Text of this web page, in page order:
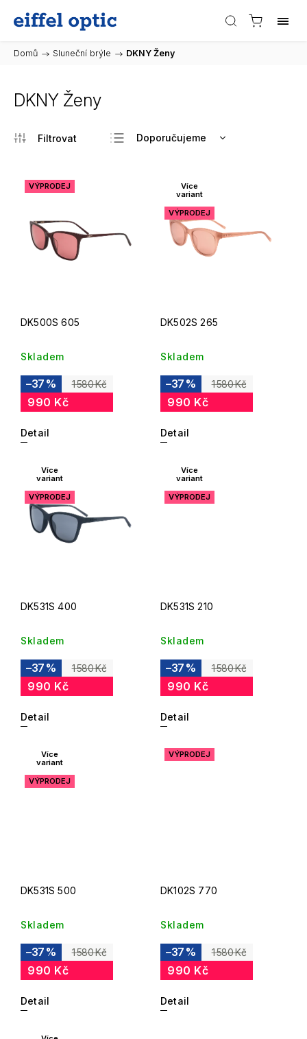
Domů / Sluneční brýle / DKNY Ženy
DKNY Ženy
Doporučujeme
Nejdražší
Abecedně
VÝPRODEJ
DK500S 605
Skladem
1 580 Kč
–37 %
990 Kč
Detail
Více
variant
VÝPRODEJ
DK502S 265
Skladem
1 580 Kč
–37 %
990 Kč
Detail
Více
variant
VÝPRODEJ
DK531S 400
Skladem
1 580 Kč
–37 %
990 Kč
Detail
Více
variant
VÝPRODEJ
DK531S 210
Skladem
1 580 Kč
–37 %
990 Kč
Detail
Více
variant
VÝPRODEJ
DK531S 500
Skladem
1 580 Kč
–37 %
990 Kč
Detail
VÝPRODEJ
DK102S 770
Skladem
1 580 Kč
–37 %
990 Kč
Detail